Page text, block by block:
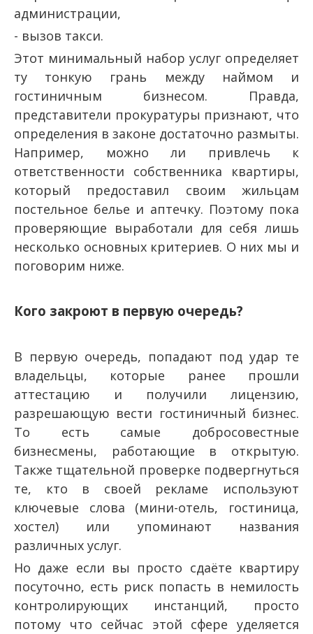
администрации,
- вызов такси.
Этот минимальный набор услуг определяет
ту тонкую грань между наймом и
гостиничным бизнесом. Правда,
представители прокуратуры признают, что
определения в законе достаточно размыты.
Например, можно ли привлечь к
ответственности собственника квартиры,
который предоставил своим жильцам
постельное белье и аптечку. Поэтому пока
проверяющие выработали для себя лишь
несколько основных критериев. О них мы и
поговорим ниже.
Кого закроют в первую очередь?
В первую очередь, попадают под удар те
владельцы, которые ранее прошли
аттестацию и получили лицензию,
разрешающую вести гостиничный бизнес.
То есть самые добросовестные
бизнесмены, работающие в открытую.
Также тщательной проверке подвергнуться
те, кто в своей рекламе используют
ключевые слова (мини-отель, гостиница,
хостел) или упоминают названия
различных услуг.
Но даже если вы просто сдаёте квартиру
посуточно, есть риск попасть в немилость
контролирующих инстанций, просто
потому что сейчас этой сфере уделяется